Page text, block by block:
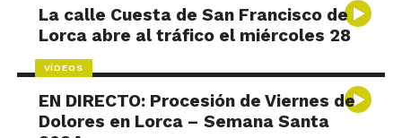
La calle Cuesta de San Francisco de
Lorca abre al tráfico el miércoles 28
VÍDEOS
EN DIRECTO: Procesión de Viernes de
Dolores en Lorca – Semana Santa